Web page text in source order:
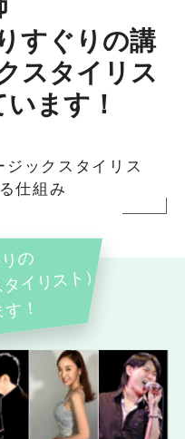
すぐりの講
スタイリス
います！
ックスタイリス
仕組み